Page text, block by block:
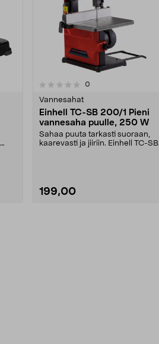
0
Vannesahat
Einhell TC-SB 200/1 Pieni
vannesaha puulle, 250 W
Sahaa puuta tarkasti suoraan,
kaarevasti ja jiiriin. Einhell TC-SB
199,00
0.0 viidestä